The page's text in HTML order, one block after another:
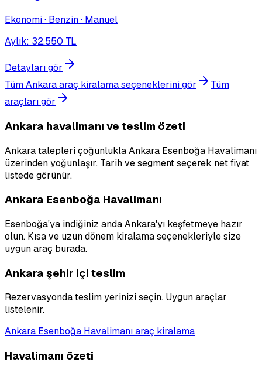
Ekonomi · Benzin · Manuel
Aylık: 32.550 TL
Detayları gör
Tüm Ankara araç kiralama seçeneklerini gör
Tüm
araçları gör
Ankara havalimanı ve teslim özeti
Ankara talepleri çoğunlukla Ankara Esenboğa Havalimanı
üzerinden yoğunlaşır. Tarih ve segment seçerek net fiyat
listede görünür.
Ankara Esenboğa Havalimanı
Esenboğa'ya indiğiniz anda Ankara'yı keşfetmeye hazır
olun. Kısa ve uzun dönem kiralama seçenekleriyle size
uygun araç burada.
Ankara şehir içi teslim
Rezervasyonda teslim yerinizi seçin. Uygun araçlar
listelenir.
Ankara Esenboğa Havalimanı araç kiralama
Havalimanı özeti